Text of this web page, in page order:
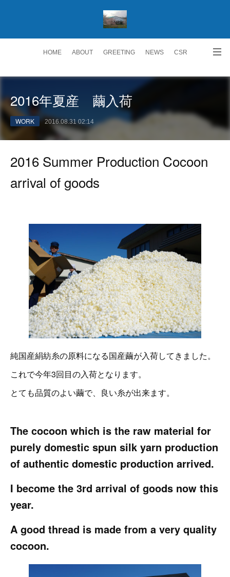
HOME ABOUT GREETING NEWS CSR
ACCESS RECRUIT 求人情報 Facebook
2016年夏産 繭入荷
WORK 2016.08.31 02:14
2016 Summer Production Cocoon
arrival of goods
純国産絹紡糸の原料になる国産繭が入荷してきました。
これで今年3回目の入荷となります。
とても品質のよい繭で、良い糸が出来ます。
The cocoon which is the raw material for
purely domestic spun silk yarn production
of authentic domestic production arrived.
I become the 3rd arrival of goods now this
year.
A good thread is made from a very quality
cocoon.